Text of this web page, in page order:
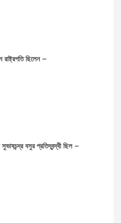
রাষ্ট্রপতি ছিলেন –
বসুর প্রতিদ্বন্দ্বী ছিল –